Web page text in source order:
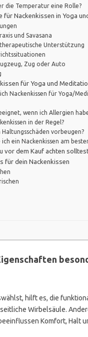
die Temperatur eine Rolle?
für Nackenkissen in Yoga
und Savasana
Unterstützung
Zug oder Auto
für Yoga und
Nackenkissen für Yoga/
wenn ich Allergien
in der Regel?
Haltungsschäden vorbeugen?
ein Nackenkissen am
vor dem Kauf achten
für dein Nackenkissen
hilft es, die
Wirbelsäule.
Komfort, Halt